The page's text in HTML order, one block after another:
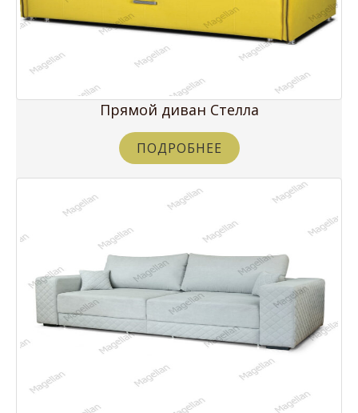
Прямой диван Стелла
ПОДРОБНЕЕ